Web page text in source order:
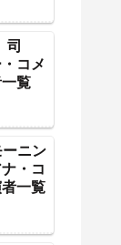
司
コメ
覧
ニン
・コ
一覧